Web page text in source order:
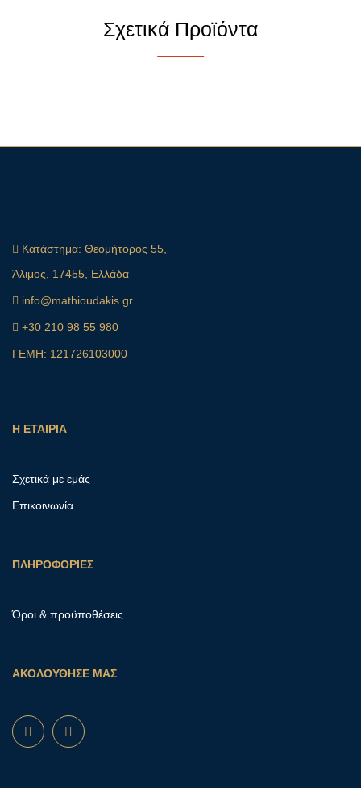
Σχετικά Προϊόντα
Κατάστημα: Θεομήτορος 55,
Άλιμος, 17455, Ελλάδα
info@mathioudakis.gr
+30 210 98 55 980
ΓΕΜΗ: 121726103000
Η ΕΤΑΙΡΙΑ
Σχετικά με εμάς
Επικοινωνία
ΠΛΗΡΟΦΟΡΙΕΣ
Όροι & προϋποθέσεις
ΑΚΟΛΟΥΘΗΣΕ ΜΑΣ